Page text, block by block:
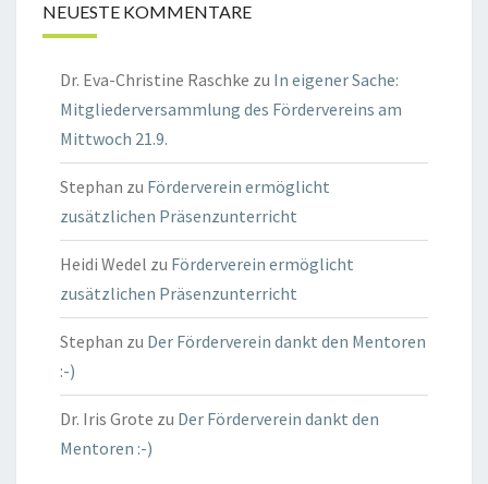
NEUESTE KOMMENTARE
Dr. Eva-Christine Raschke zu In eigener Sache:
Mitgliederversammlung des Fördervereins am
Mittwoch 21.9.
Stephan zu Förderverein ermöglicht
zusätzlichen Präsenzunterricht
Heidi Wedel zu Förderverein ermöglicht
zusätzlichen Präsenzunterricht
Stephan zu Der Förderverein dankt den Mentoren
:-)
Dr. Iris Grote zu Der Förderverein dankt den
Mentoren :-)